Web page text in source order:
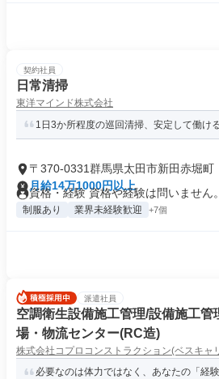
契約社員
日常清掃
東洋マインド株式会社
1日3か所程度の巡回清掃、安定して働け
〒370-0331群馬県太田市新田赤堀町
月給14万1000円以上
資格・経験 資格や経験は問いません。
制服あり 業界未経験歓迎 +7個
派遣社員
空調衛生設備施工管理/設備施工管
場・物流センター(RC造)
株式会社コプロコンストラクション(ベスキャ
必要なのは体力ではなく、あなたの「経